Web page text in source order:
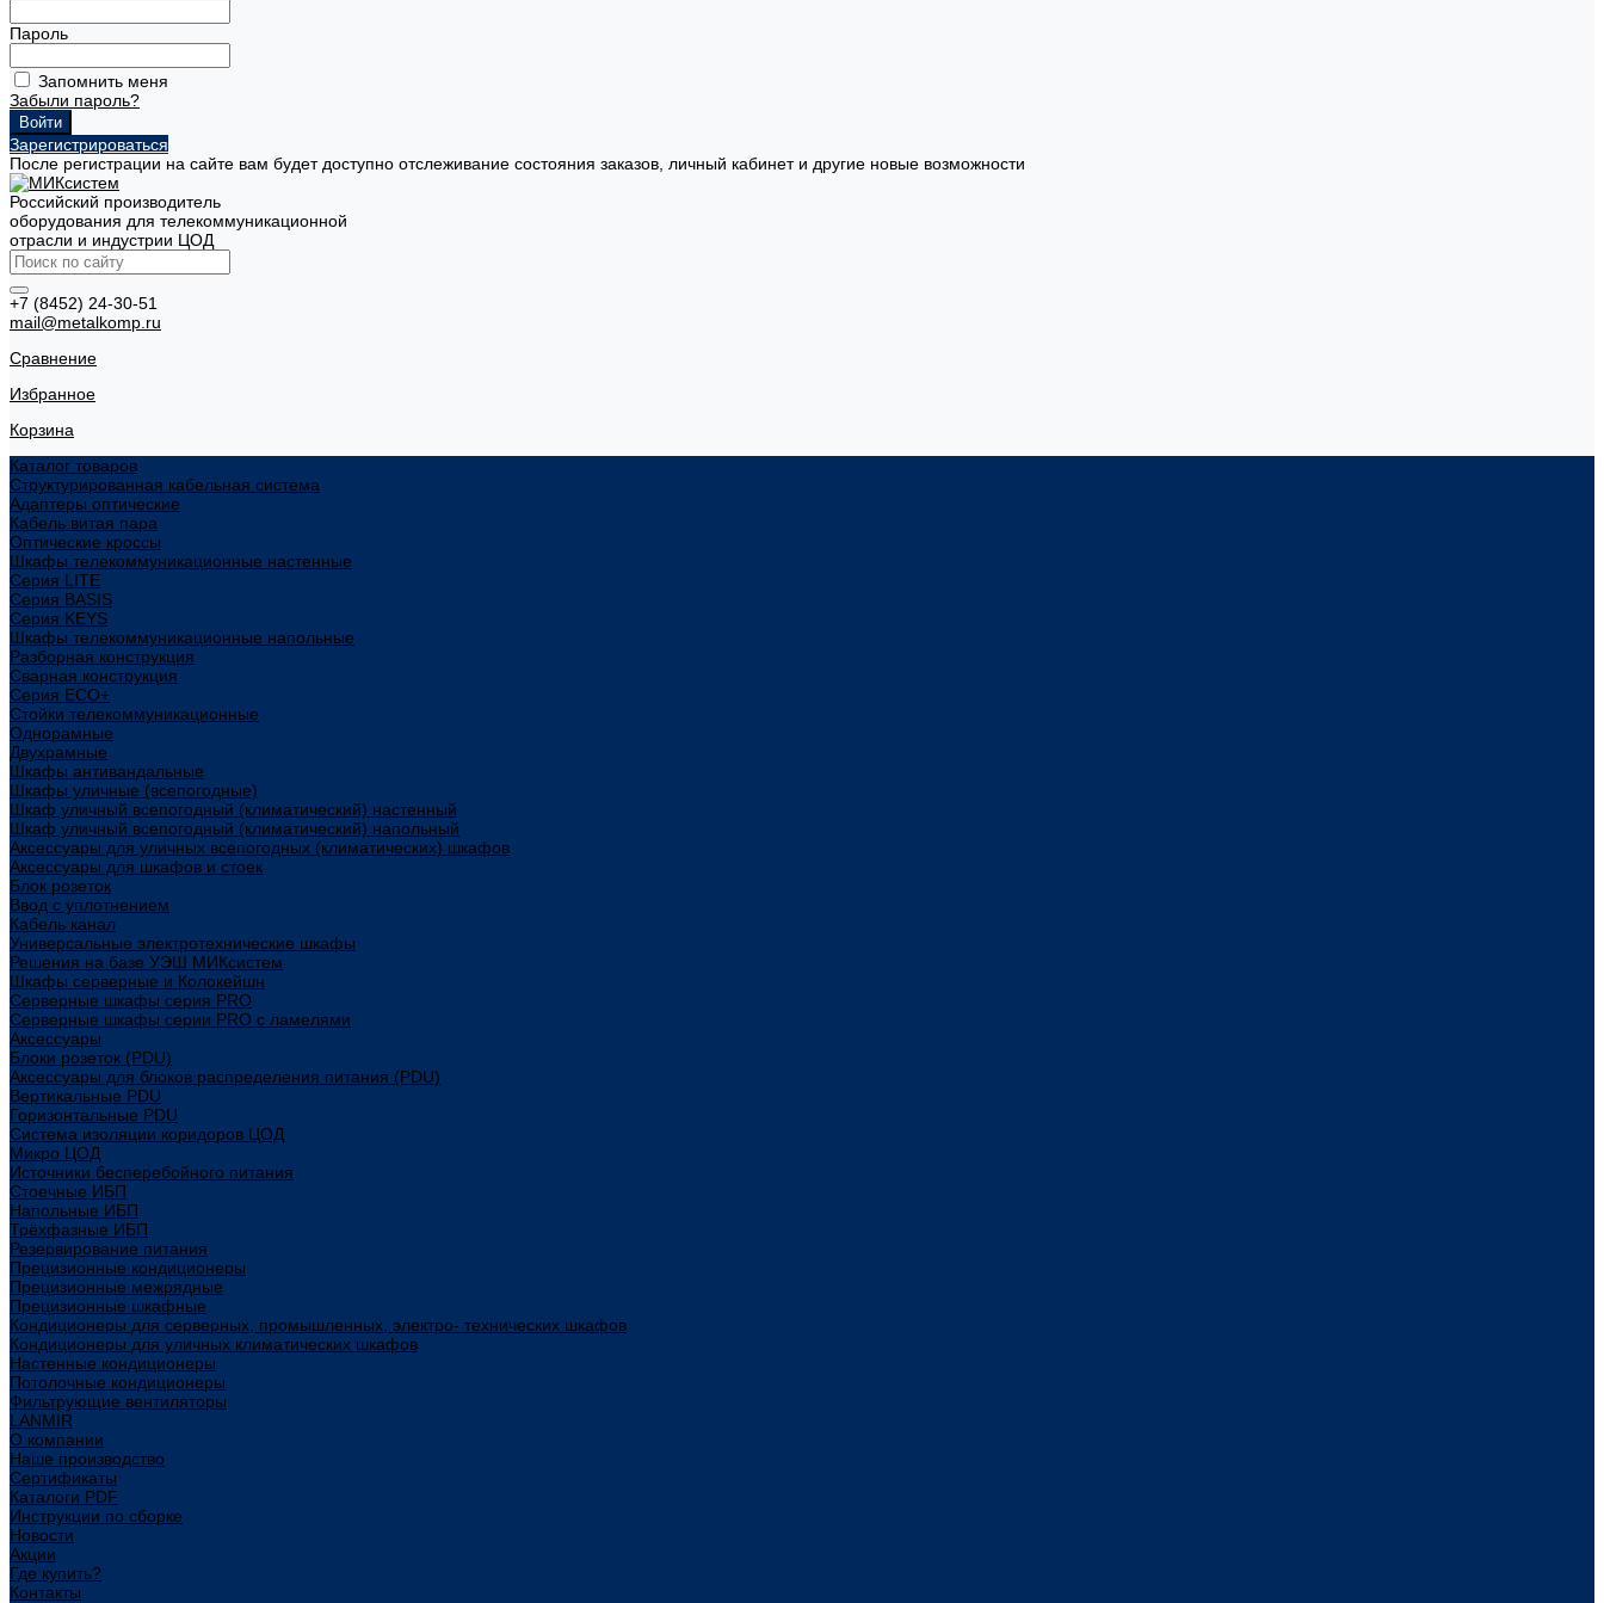
Пароль
Запомнить меня
Забыли пароль?
Зарегистрироваться
После регистрации на сайте вам будет доступно отслеживание состояния заказов, личный кабинет и другие новые возможности
Российский производитель
оборудования для телекоммуникационной
отрасли и индустрии ЦОД
+7 (8452) 24-30-51
mail@metalkomp.ru
Сравнение
Избранное
Корзина
Каталог товаров
Структурированная кабельная система
Адаптеры оптические
Кабель витая пара
Оптические кроссы
Шкафы телекоммуникационные настенные
Cерия LITE
Cерия BASIS
Cерия KEYS
Шкафы телекоммуникационные напольные
Разборная конструкция
Сварная конструкция
Серия ECO+
Стойки телекоммуникационные
Однорамные
Двухрамные
Шкафы антивандальные
Шкафы уличные (всепогодные)
Шкаф уличный всепогодный (климатический) настенный
Шкаф уличный всепогодный (климатический) напольный
Аксессуары для уличных всепогодных (климатических) шкафов
Аксессуары для шкафов и стоек
Блок розеток
Ввод с уплотнением
Кабель канал
Универсальные электротехнические шкафы
Решения на базе УЭШ МИКсистем
Шкафы серверные и Колокейшн
Серверные шкафы серия PRO
Серверные шкафы серии PRO с ламелями
Аксессуары
Блоки розеток (PDU)
Аксессуары для блоков распределения питания (PDU)
Вертикальные PDU
Горизонтальные PDU
Система изоляции коридоров ЦОД
Микро ЦОД
Источники бесперебойного питания
Стоечные ИБП
Напольные ИБП
Трёхфазные ИБП
Резервирование питания
Прецизионные кондиционеры
Прецизионные межрядные
Прецизионные шкафные
Кондиционеры для серверных, промышленных, электро- технических шкафов
Кондиционеры для уличных климатических шкафов
Настенные кондиционеры
Потолочные кондиционеры
Фильтрующие вентиляторы
LANMIR
О компании
Наше производство
Сертификаты
Каталоги PDF
Инструкции по сборке
Новости
Акции
Где купить?
Контакты